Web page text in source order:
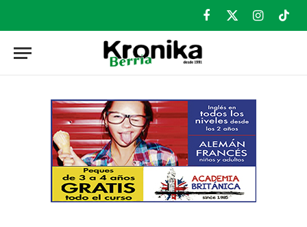
Facebook
X
Instagram